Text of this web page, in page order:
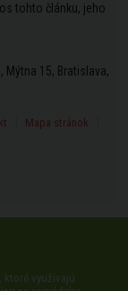
tohto článku, jeho
15, Bratislava,
Mapa stránok
ktoré využívajú